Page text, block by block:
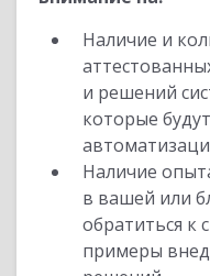
Наличие и
и решений
которые
Наличие
в вашей или
обратиться к
примеры